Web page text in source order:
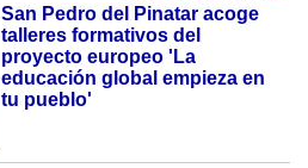
San Pedro del Pinatar acoge
talleres formativos del
proyecto europeo 'La
educación global empieza en
tu pueblo'